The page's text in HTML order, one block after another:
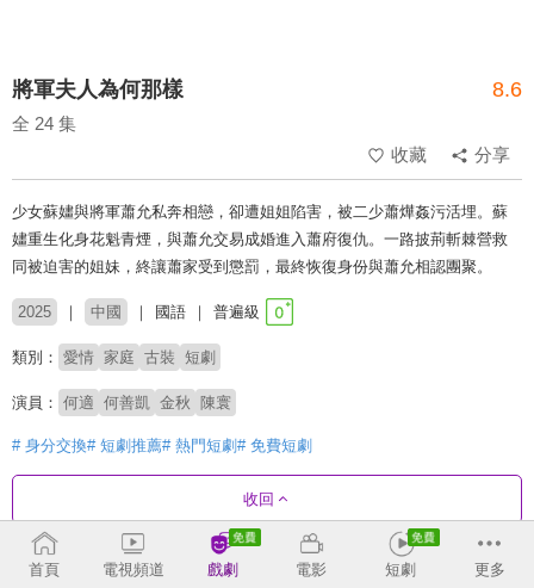
將軍夫人為何那樣 8.6
全 24 集
收藏
分享
少女蘇嫿與將軍蕭允私奔相戀，卻遭姐姐陷害，被二少蕭燁姦污活埋。蘇
嫿重生化身花魁青煙，與蕭允交易成婚進入蕭府復仇。一路披荊斬棘營救
同被迫害的姐妹，終讓蕭家受到懲罰，最終恢復身份與蕭允相認團聚。
2025 中國 國語 普遍級
類別： 愛情 家庭 古裝 短劇
演員： 何適 何善凱 金秋 陳寰
# 身分交換# 短劇推薦# 熱門短劇 # 免費短劇
收回
劇集列表 正序
首頁 電視頻道 戲劇 電影 短劇 更多